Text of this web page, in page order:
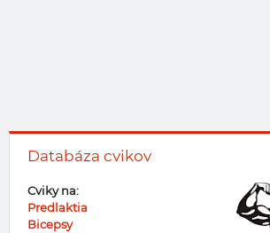
Databáza cvikov
Cviky na:
Predlaktia
Bicepsy